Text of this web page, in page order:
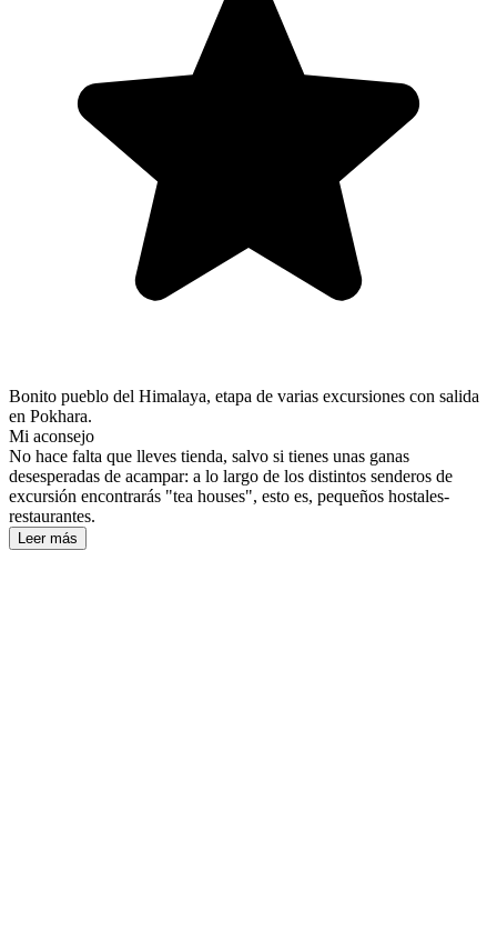
Bonito pueblo del Himalaya, etapa de varias excursiones con salida
en Pokhara.
Mi aconsejo
No hace falta que lleves tienda, salvo si tienes unas ganas
desesperadas de acampar: a lo largo de los distintos senderos de
excursión encontrarás "tea houses", esto es, pequeños hostales-
restaurantes.
Leer más